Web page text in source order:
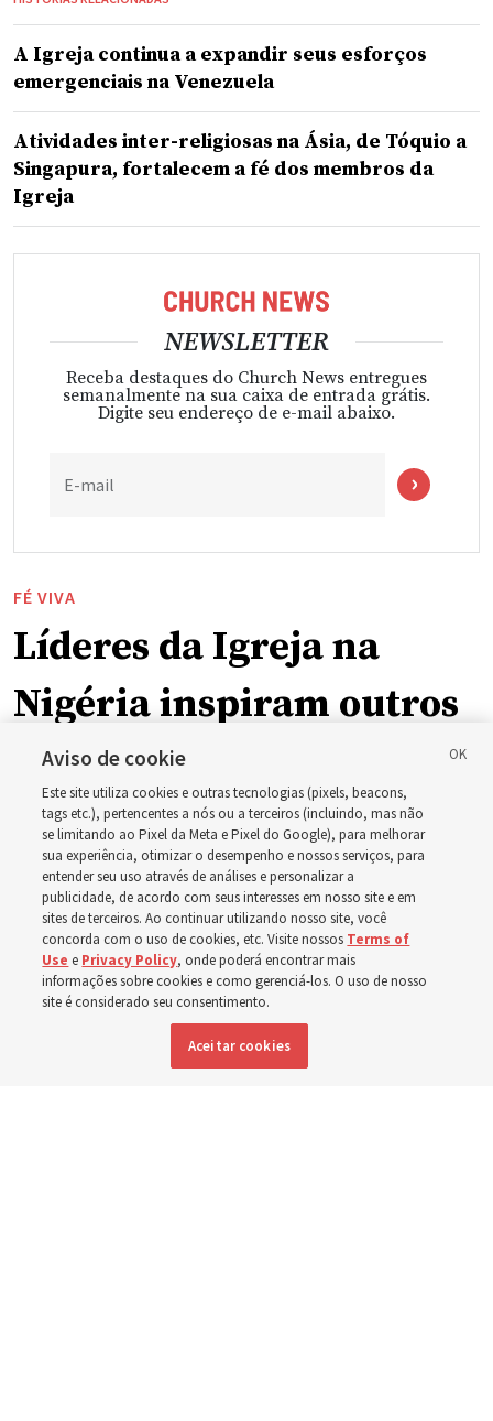
A Igreja continua a expandir seus esforços
emergenciais na Venezuela
Atividades inter-religiosas na Ásia, de Tóquio a
Singapura, fortalecem a fé dos membros da
Igreja
NEWSLETTER
Receba destaques do Church News entregues
semanalmente na sua caixa de entrada grátis.
Digite seu endereço de e-mail abaixo.
E-mail
FÉ VIVA
Líderes da Igreja na
Nigéria inspiram outros
ao se matricularem na
BYU-Pathway Worldwide
‘Se o bispo consegue fazer isso, eu também consigo’
5 agosto 2026, 1:14 p.m. MDT Compartilhar
Espanhol
Aviso de cookie
Este site utiliza cookies e outras tecnologias (pixels, beacons,
tags etc.), pertencentes a nós ou a terceiros (incluindo, mas não
se limitando ao Pixel da Meta e Pixel do Google), para melhorar
sua experiência, otimizar o desempenho e nossos serviços, para
entender seu uso através de análises e personalizar a
publicidade, de acordo com seus interesses em nosso site e em
sites de terceiros. Ao continuar utilizando nosso site, você
concorda com o uso de cookies, etc. Visite nossos Terms of
Use e Privacy Policy, onde poderá encontrar mais
informações sobre cookies e como gerenciá-los. O uso de nosso
site é considerado seu consentimento.
Aceitar cookies